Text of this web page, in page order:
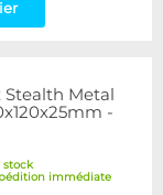
Metal
-
stock
immédiate